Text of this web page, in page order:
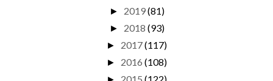
► 2019(81)
► 2018 (93)
► 2017(117)
► 2016 (108)